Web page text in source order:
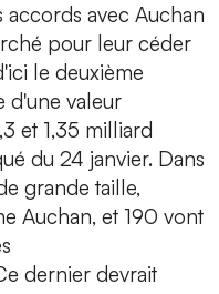
accords avec Auchan
pour leur céder
le deuxième
d'une valeur
et 1,35 milliard
du 24 janvier. Dans
grande taille,
Auchan, et 190 vont
dernier devrait